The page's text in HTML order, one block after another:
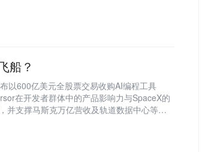
船？
以600亿美元全股票交易收购AI编程工具
在开发者群体中的产品影响力与SpaceX的
并支撑马斯克万亿营收及轨道数据中心等长
投资界：清科控股旗下创业与投资资讯平台
深潮TechFlow